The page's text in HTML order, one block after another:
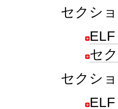
セクシ
セ
セクシ